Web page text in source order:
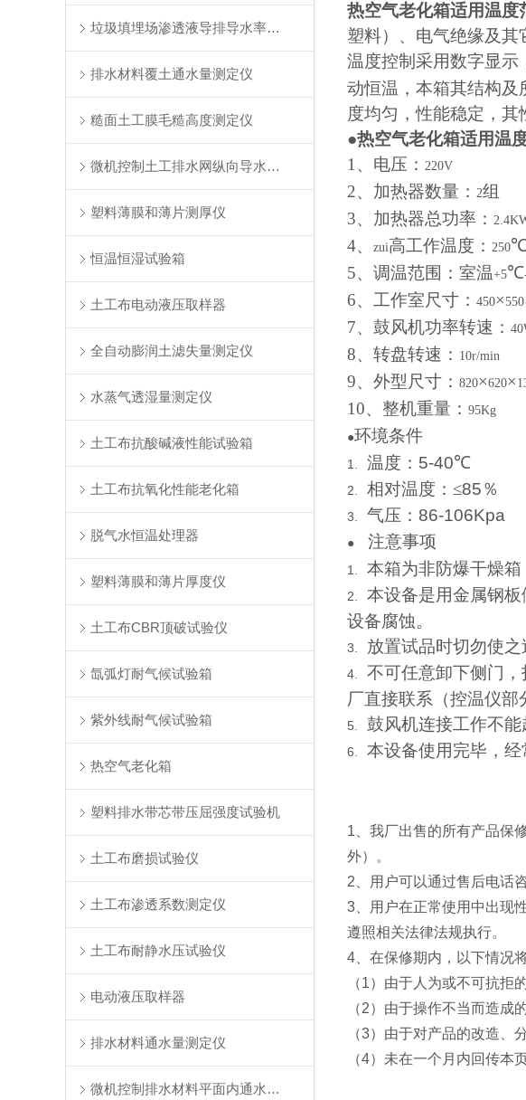
垃圾填埋场渗透液导排导水率测定仪
排水材料覆土通水量测定仪
糙面土工膜毛糙高度测定仪
微机控制土工排水网纵向导水率测定仪
塑料薄膜和薄片测厚仪
恒温恒湿试验箱
土工布电动液压取样器
全自动膨润土滤失量测定仪
水蒸气透湿量测定仪
土工布抗酸碱液性能试验箱
土工布抗氧化性能老化箱
脱气水恒温处理器
塑料薄膜和薄片厚度仪
土工布CBR顶破试验仪
氙弧灯耐气候试验箱
紫外线耐气候试验箱
热空气老化箱
塑料排水带芯带压屈强度试验机
土工布磨损试验仪
土工布渗透系数测定仪
土工布耐静水压试验仪
电动液压取样器
排水材料通水量测定仪
微机控制排水材料平面内通水量测定仪
热空气老化箱适用温度
塑料）、电气绝缘及其
温度控制采用数字显示
动恒温，本箱其结构及
度均匀，性能稳定，其
●热空气老化箱适用温
1 、电压： 220V
2、加热器数量： 2组
3、加热器总功率：
4、 zui高工作温度： 250℃
5、调温范围：室温+5℃
6、工作室尺寸： 450×550
7、鼓风机功率转速：
8、转盘转速： 10r/min
9、外型尺寸： 820×620×
10、整机重量： 95Kg
●环境条件
1. 温度： 5-40℃
2. 相对温度：≤85％
3. 气压： 86-106Kpa
● 注意事项
1. 本箱为非防爆干燥箱
2.
本设备是用金属钢
设备腐蚀。
3. 放置试品时切勿使
4.
不可任意卸下侧门
厂直接联系（控温仪部
5. 鼓风机连接工作不能
6. 本设备使用完毕，经
1 、我厂出售的所有产品
外）。
2 、用户可以通过售后电话
3 、用户在正常使用中出
遵照相关法律法规执行。
4 、在保修期内，以下情况
（1）由于人为或不可抗拒
（2）由于操作不当而造成
（3）由于对产品的改造、
（4）未在一个月内回传本